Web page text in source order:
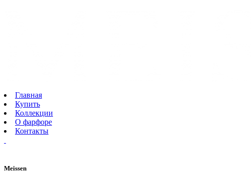
Главная
Купить
Коллекции
О фарфоре
Контакты
Meissen